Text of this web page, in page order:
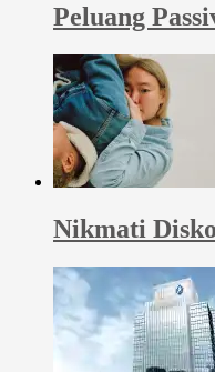
Peluang
Nikmati